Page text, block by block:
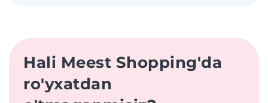
Hali Meest Shopping'da
ro'yxatdan